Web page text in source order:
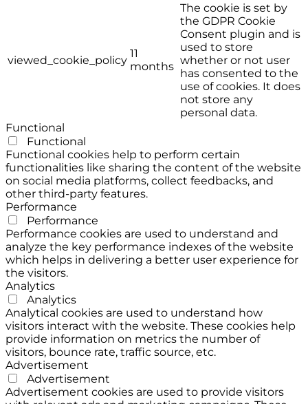
viewed_cookie_policy
11
months
The cookie is set by
the GDPR Cookie
Consent plugin and is
used to store
whether or not user
has consented to the
use of cookies. It does
not store any
personal data.
Functional
Functional
Functional cookies help to perform certain
functionalities like sharing the content of the website
on social media platforms, collect feedbacks, and
other third-party features.
Performance
Performance
Performance cookies are used to understand and
analyze the key performance indexes of the website
which helps in delivering a better user experience for
the visitors.
Analytics
Analytics
Analytical cookies are used to understand how
visitors interact with the website. These cookies help
provide information on metrics the number of
visitors, bounce rate, traffic source, etc.
Advertisement
Advertisement
Advertisement cookies are used to provide visitors